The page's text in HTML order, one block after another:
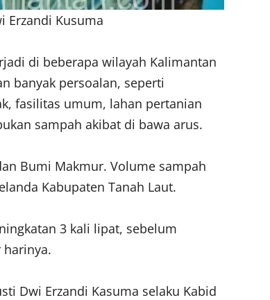
Erzandi Kusuma
di beberapa wilayah Kalimantan
banyak persoalan, seperti
fasilitas umum, lahan pertanian
sampah akibat di bawa arus.
Bumi Makmur. Volume sampah
Kabupaten Tanah Laut.
3 kali lipat, sebelum
Dwi Erzandi Kasuma selaku Kabid